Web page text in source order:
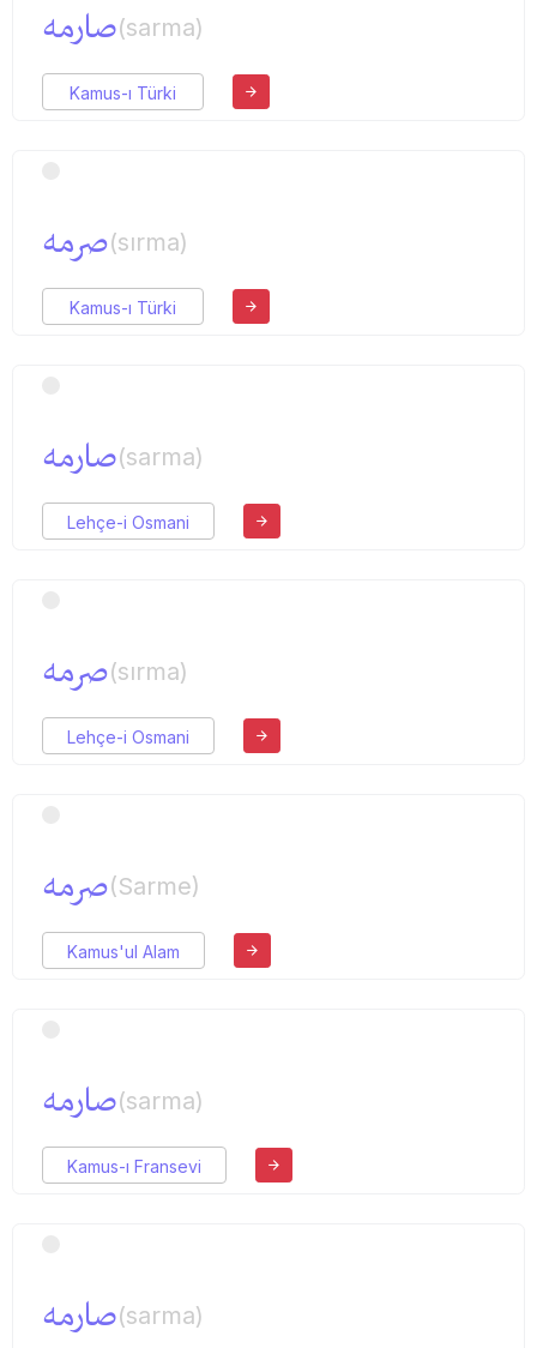
صارمه(sarma)
Kamus-ı Türki
صرمه(sırma)
Kamus-ı Türki
صارمه(sarma)
Lehçe-i Osmani
صرمه(sırma)
Lehçe-i Osmani
صرمه(Sarme)
Kamus'ul Alam
صارمه(sarma)
Kamus-ı Fransevi
صارمه(sarma)